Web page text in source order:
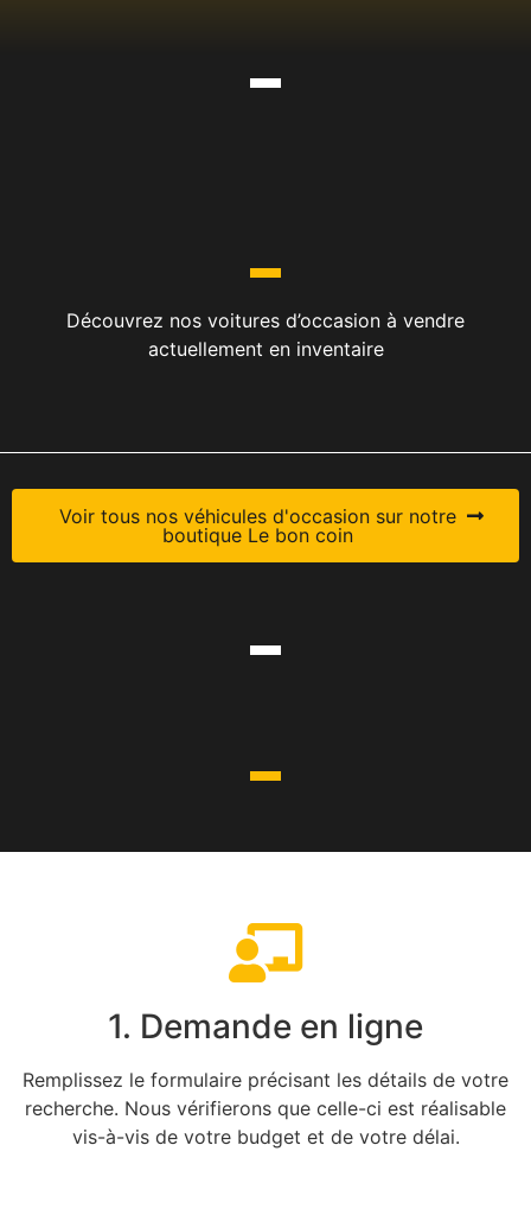
Découvrez nos voitures d’occasion à vendre
actuellement en inventaire
Voir tous nos véhicules d'occasion sur notre
boutique Le bon coin
1. Demande en ligne
Remplissez le formulaire précisant les détails de votre
recherche. Nous vérifierons que celle-ci est réalisable
vis-à-vis de votre budget et de votre délai.